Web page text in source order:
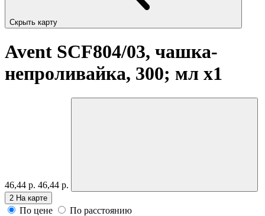
Скрыть карту
Avent SCF804/03, чашка-
непроливайка, 300; мл x1
46,44 р. 46,44 р.
2 На карте
По цене
По расстоянию